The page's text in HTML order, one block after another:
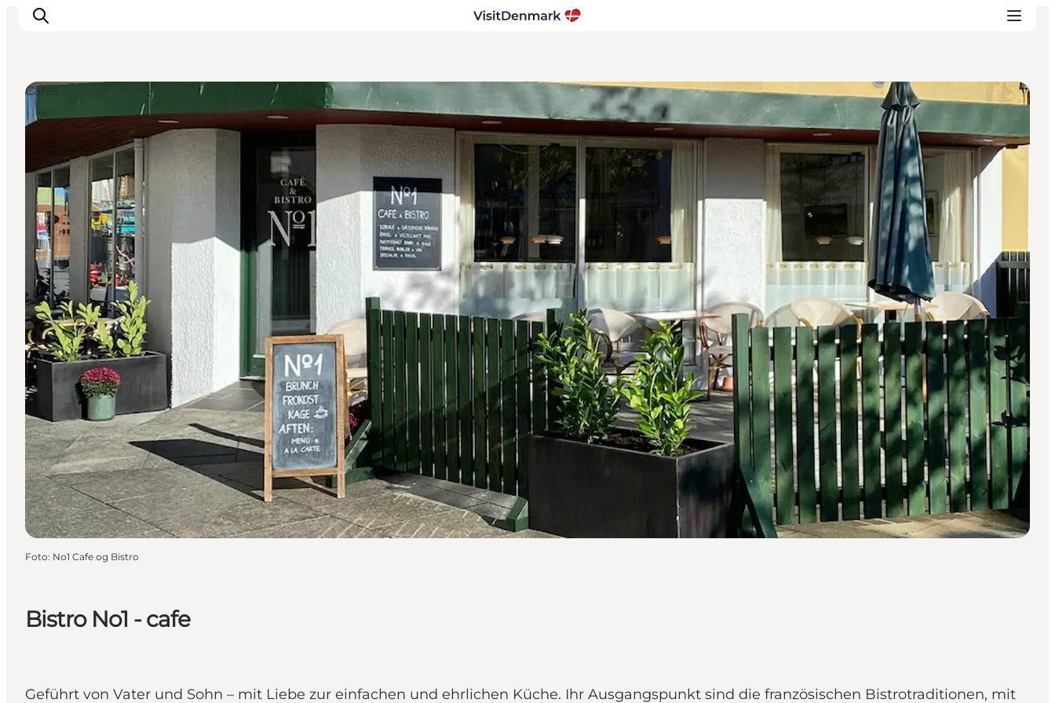
Regionen
Erlebnisse
Unterkünfte
Reiseplanung
Bistro No1 - cafe
Geführt von Vater und Sohn – mit Liebe zur einfachen und ehrlichen Küche. Ihr Ausgangspunkt sind die französischen Bistrotraditionen, mit
Cafés
Foto: No1 Cafe og Bistro